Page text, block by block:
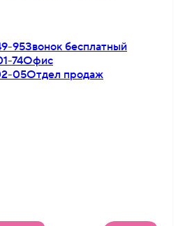
95Звонок бесплатный
74Офис
05Отдел продаж